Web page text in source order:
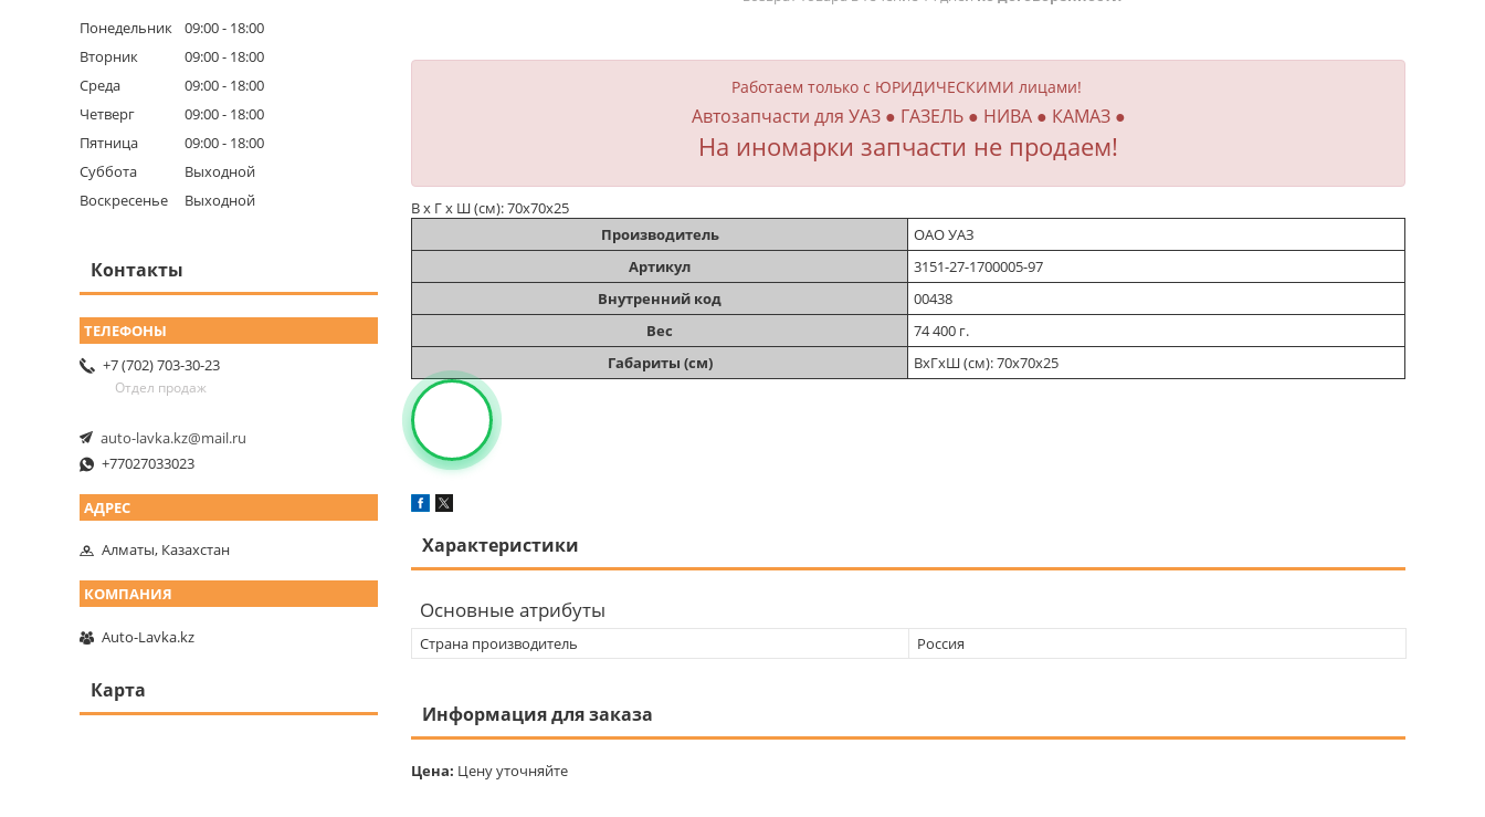
Работаем только с ЮРИДИЧЕСКИМИ лицами!
Автозапчасти для УАЗ ● ГАЗЕЛЬ ● НИВА ● КАМАЗ ●
На иномарки запчасти не продаем!
В х Г х Ш (см): 70х70х25
Производитель
ОАО УАЗ
Артикул
3151-27-1700005-97
Внутренний код
00438
Вес
74 400 г.
Габариты (см)
ВхГхШ (см): 70х70х25
Характеристики
Основные атрибуты
Страна производитель Россия
Информация для заказа
Цена: Цену уточняйте
Понедельник 09:00
18:00
Вторник
09:00
18:00
Среда
09:00
18:00
Четверг
09:00
18:00
Пятница
09:00
18:00
Суббота
Выходной
Воскресенье
Выходной
Контакты
+7 (702) 703-30-23
Отдел продаж
auto-lavka.kz@mail.ru
+77027033023
Алматы, Казахстан
Auto-Lavka.kz
Карта